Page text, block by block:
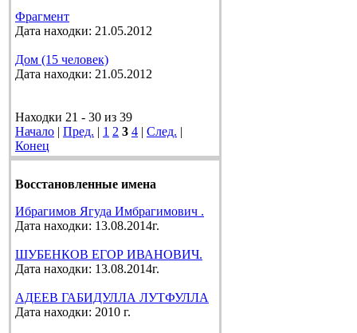
Фрагмент
Дата находки: 21.05.2012
Дом (15 человек)
Дата находки: 21.05.2012
Находки 21 - 30 из 39
Начало | Пред. | 1 2 3 4 | След. |
Конец
Восстановленные имена
Ибрагимов Ягуда Имбрагимович .
Дата находки: 13.08.2014г.
ШУБЕНКОВ ЕГОР ИВАНОВИЧ.
Дата находки: 13.08.2014г.
АДЕЕВ ГАБИДУЛЛА ЛУТФУЛЛА
Дата находки: 2010 г.